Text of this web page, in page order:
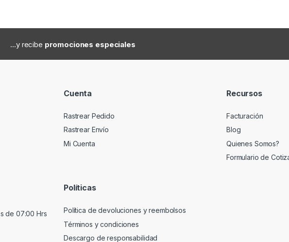
...y recibe promociones especiales
de 07:00 Hrs
Cuenta
Rastrear Pedido
Rastrear Envío
Mi Cuenta
Recursos
Facturación
Blog
Quienes Somos?
Formulario de
Políticas
Política de devoluciones y reembolsos
Términos y condiciones
Descargo de responsabilidad